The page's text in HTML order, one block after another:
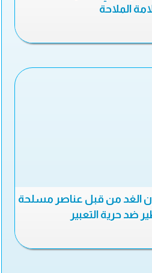
الملاحة
الغد من قبل عناصر مسلحة
ضد حرية التعبير